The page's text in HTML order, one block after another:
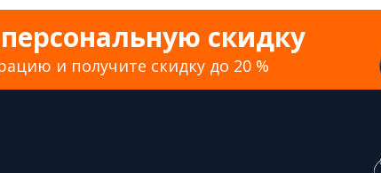
скидку
и получите скидку до 20 %